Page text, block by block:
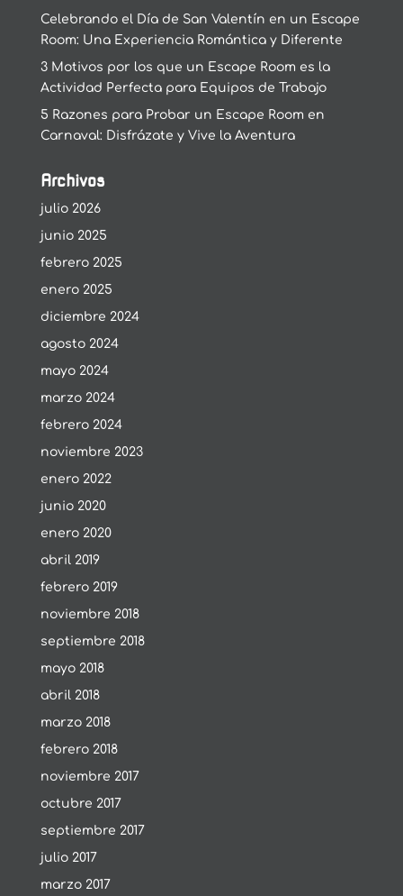
Celebrando el Día de San Valentín en un Escape
Room: Una Experiencia Romántica y Diferente
3 Motivos por los que un Escape Room es la
Actividad Perfecta para Equipos de Trabajo
5 Razones para Probar un Escape Room en
Carnaval: Disfrázate y Vive la Aventura
Archivos
julio 2026
junio 2025
febrero 2025
enero 2025
diciembre 2024
agosto 2024
mayo 2024
marzo 2024
febrero 2024
noviembre 2023
enero 2022
junio 2020
enero 2020
abril 2019
febrero 2019
noviembre 2018
septiembre 2018
mayo 2018
abril 2018
marzo 2018
febrero 2018
noviembre 2017
octubre 2017
septiembre 2017
julio 2017
marzo 2017